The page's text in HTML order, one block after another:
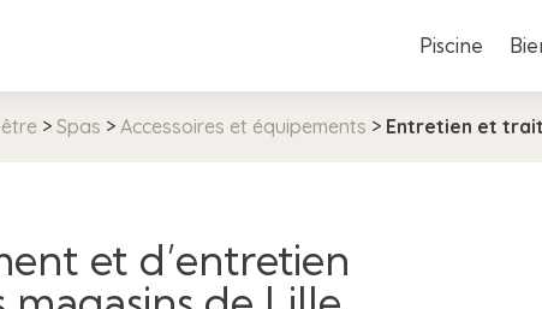
Piscine
> Spas > Accessoires et équipements > Entretien et
et d’entretien